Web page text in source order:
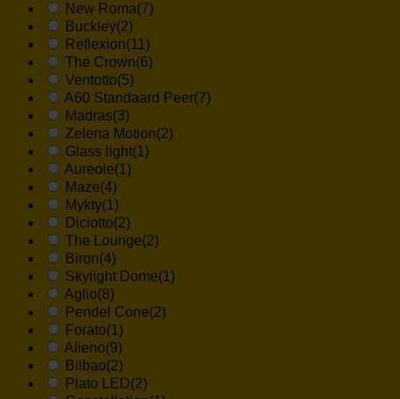
New Roma(7)
Buckley(2)
Reflexion(11)
The Crown(6)
Ventotto(5)
A60 Standaard Peer(7)
Madras(3)
Zelena Motion(2)
Glass light(1)
Aureole(1)
Maze(4)
Mykty(1)
Diciotto(2)
The Lounge(2)
Biron(4)
Skylight Dome(1)
Aglio(8)
Pendel Cone(2)
Forato(1)
Alieno(9)
Bilbao(2)
Plato LED(2)